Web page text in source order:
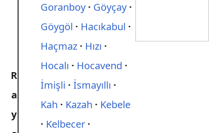
R
a
y
Goranboy
Göyçay
Göygöl
Hacıkabul
Haçmaz
Hızı
Hocalı
Hocavend
İmişli
İsmayıllı
Kah
Kazah
Kebele
Kelbecer